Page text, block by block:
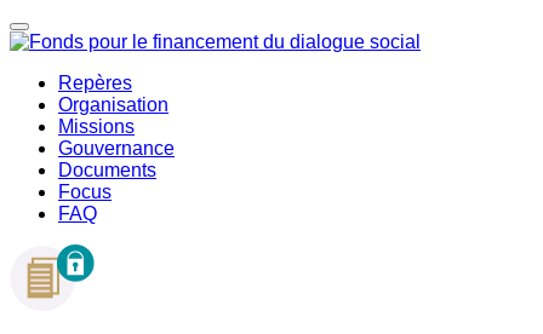
Repères
Organisation
Missions
Gouvernance
Documents
Focus
FAQ